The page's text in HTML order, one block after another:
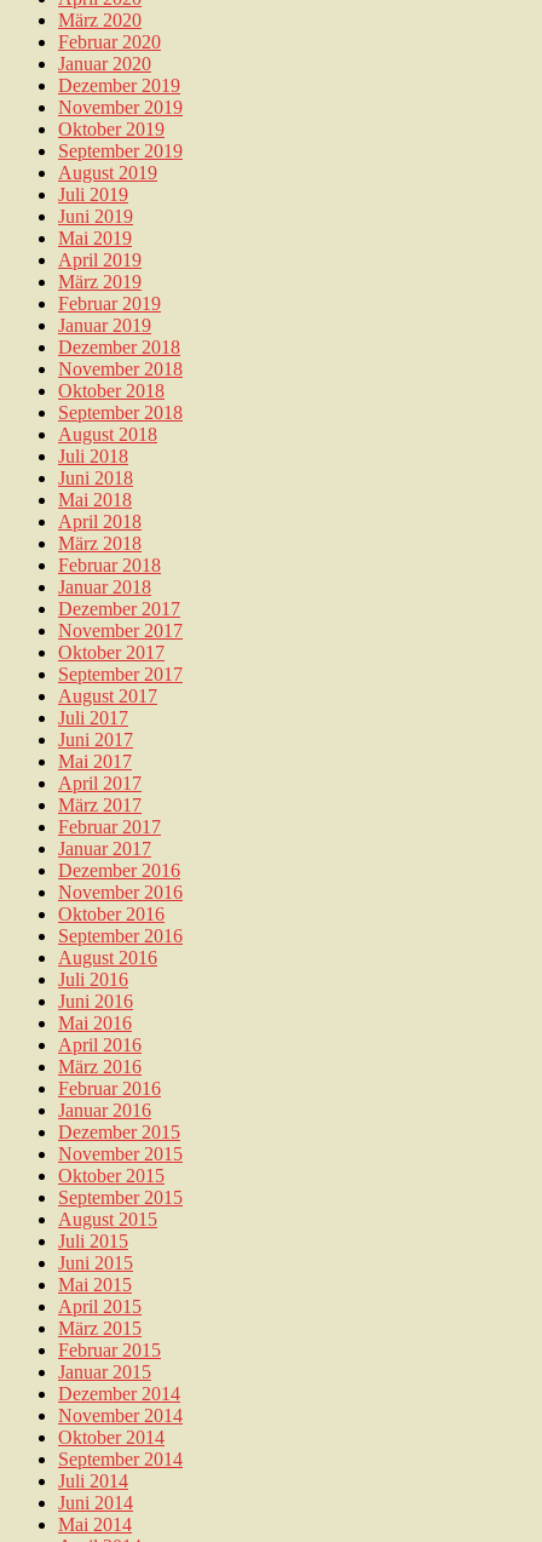
März 2020
Februar 2020
Januar 2020
Dezember 2019
November 2019
Oktober 2019
September 2019
August 2019
Juli 2019
Juni 2019
Mai 2019
April 2019
März 2019
Februar 2019
Januar 2019
Dezember 2018
November 2018
Oktober 2018
September 2018
August 2018
Juli 2018
Juni 2018
Mai 2018
April 2018
März 2018
Februar 2018
Januar 2018
Dezember 2017
November 2017
Oktober 2017
September 2017
August 2017
Juli 2017
Juni 2017
Mai 2017
April 2017
März 2017
Februar 2017
Januar 2017
Dezember 2016
November 2016
Oktober 2016
September 2016
August 2016
Juli 2016
Juni 2016
Mai 2016
April 2016
März 2016
Februar 2016
Januar 2016
Dezember 2015
November 2015
Oktober 2015
September 2015
August 2015
Juli 2015
Juni 2015
Mai 2015
April 2015
März 2015
Februar 2015
Januar 2015
Dezember 2014
November 2014
Oktober 2014
September 2014
Juli 2014
Juni 2014
Mai 2014